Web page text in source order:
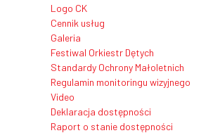
Logo CK
Cennik usług
Galeria
Festiwal Orkiestr Dętych
Standardy Ochrony Małoletnich
Regulamin monitoringu wizyjnego
Video
Deklaracja dostępności
Raport o stanie dostępności